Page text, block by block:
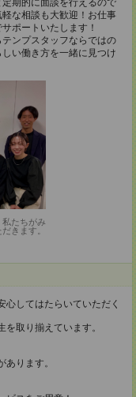
期的に面談を行えるので
な相談も大歓迎！お仕事
ポートいたします！
ンプスタッフならではの
い働き方を一緒に見つけ
たちがみ
きます。
心してはたらいていただく
取り揃えています。
ります。